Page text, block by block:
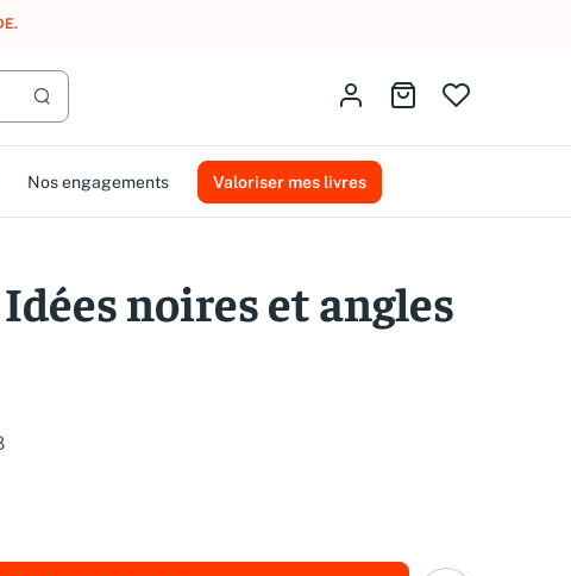
AMMAREAL.
Lancer la recherche
Identifiez-vousAller au panier
Nos engagements Valoriser mes livres
noires et angles